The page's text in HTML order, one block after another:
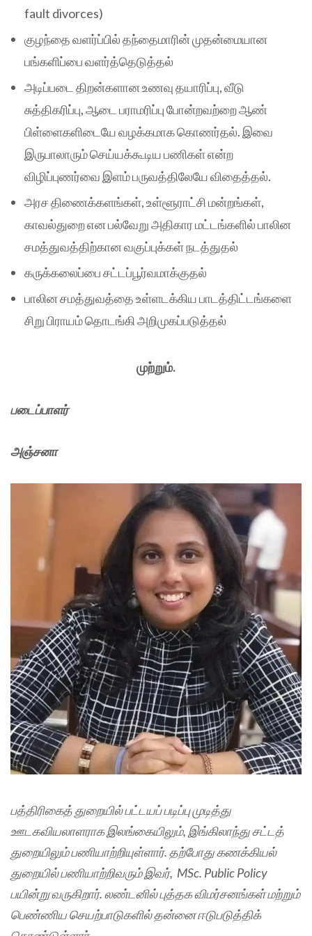
fault divorces)
குழந்தை வளர்ப்பில் தந்தைமாரின் முதன்மையான
பங்களிப்பை வளர்த்தெடுத்தல்
அடிப்படை திறன்களான உணவு தயாரிப்பு, வீடு
சுத்திகரிப்பு, ஆடை பராமரிப்பு போன்றவற்றை ஆண்
பிள்ளைகளிடையே வழக்கமாக கொணர்தல். இவை
இருபாலாரும் செய்யக்கூடிய பணிகள் என்ற
விழிப்புணர்வை இளம் பருவத்திலேயே விதைத்தல்.
அரச திணைக்களங்கள், உள்ளூராட்சி மன்றங்கள்,
காவல்துறை என பல்வேறு அதிகார மட்டங்களில் பாலின
சமத்துவத்திற்கான வகுப்புக்கள் நடத்துதல்
கருக்கலைப்பை சட்டப்பூர்வமாக்குதல்
பாலின சமத்துவத்தை உள்ளடக்கிய பாடத்திட்டங்களை
சிறு பிராயம் தொடங்கி அறிமுகப்படுத்தல்
முற்றும்.
படைப்பாளர்
அஞ்சனா
பத்திரிகைத் துறையில் பட்டயப் படிப்பு முடித்து
ஊடகவியலாளராக இலங்கையிலும், இங்கிலாந்து சட்டத்
துறையிலும் பணியாற்றியுள்ளார். தற்போது கணக்கியல்
துறையில் பணியாற்றிவரும் இவர், MSc. Public Policy
பயின்று வருகிறார். லண்டனில் புத்தக விமர்சனங்கள் மற்றும்
பெண்ணிய செயற்பாடுகளில் தன்னை ஈடுபடுத்திக்